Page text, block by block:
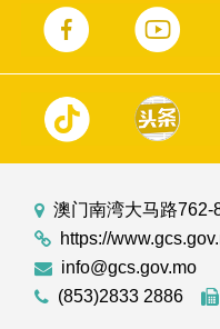
澳门南湾大马路762-
https://
info@gcs.gov.mo
(853)2833 2886